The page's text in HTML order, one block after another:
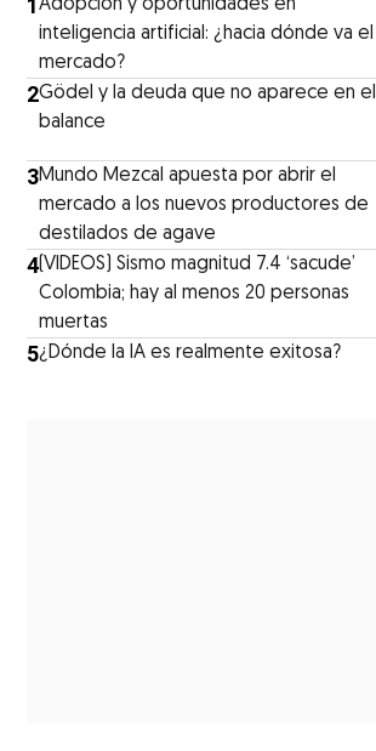
1Adopción y oportunidades en
inteligencia artificial: ¿hacia dónde va el
mercado?
2Gödel y la deuda que no aparece en el
balance
3Mundo Mezcal apuesta por abrir el
mercado a los nuevos productores de
destilados de agave
4(VIDEOS) Sismo magnitud 7.4 ‘sacude’
Colombia; hay al menos 20 personas
muertas
5¿Dónde la IA es realmente exitosa?